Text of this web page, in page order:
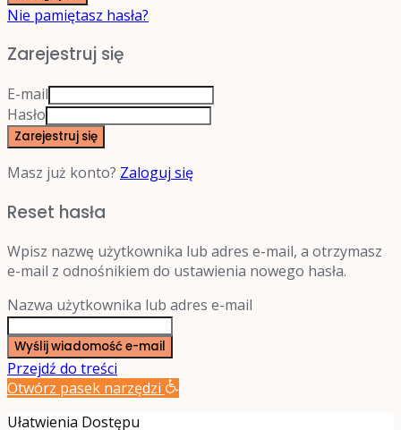
Nie pamiętasz hasła?
Zarejestruj się
E-mail
Hasło
Zarejestruj się
Masz już konto? Zaloguj się
Reset hasła
Wpisz nazwę użytkownika lub adres e-mail, a otrzymasz
e-mail z odnośnikiem do ustawienia nowego hasła.
Nazwa użytkownika lub adres e-mail
Wyślij wiadomość e-mail
Przejdź do treści
Otwórz pasek narzędzi
Ułatwienia Dostępu